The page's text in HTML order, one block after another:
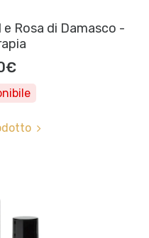
Rosa di Damasco -